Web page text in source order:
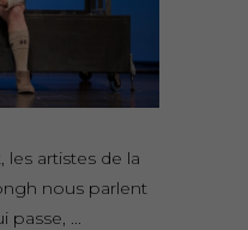
artistes de la
nous parlent
passe,